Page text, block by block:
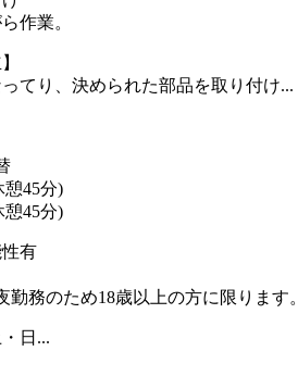
作業。
ってり、決められた部品を取り付け...
憩45分)
憩45分)
有
務のため18歳以上の方に限ります。
日...